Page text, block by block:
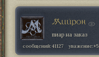
Мийрон
пиар на заказ
сообщений:41127 уважение:+5